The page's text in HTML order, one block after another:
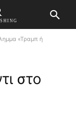
«Τραμπ ή
στο